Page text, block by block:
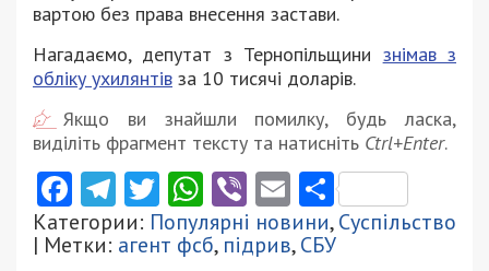
вартою без права внесення застави.
Нагадаємо, депутат з Тернопільщини знімав з
обліку ухилянтів за 10 тисячі доларів.
Якщо ви знайшли помилку, будь ласка,
виділіть фрагмент тексту та натисніть Ctrl+Enter.
Facebook
Telegram
Twitter
WhatsApp
ViberEmail
Категории: Популярні новини,Суспільство
| Метки: агент фсб, підрив,СБУ